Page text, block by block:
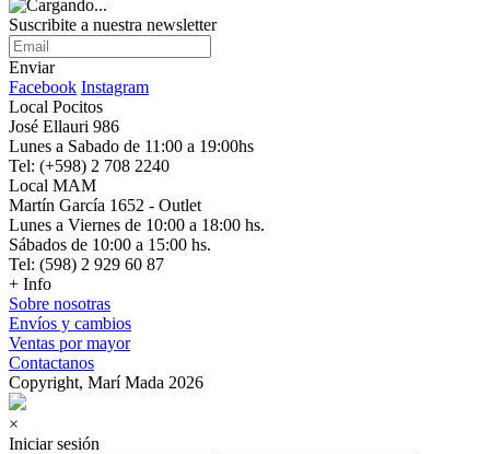
Suscribite a nuestra newsletter
Enviar
Facebook Instagram
Local Pocitos
José Ellauri 986
Lunes a Sabado de 11:00 a 19:00hs
Tel: (+598) 2 708 2240
Local MAM
Martín García 1652 - Outlet
Lunes a Viernes de 10:00 a 18:00 hs.
Sábados de 10:00 a 15:00 hs.
Tel: (598) 2 929 60 87
+ Info
Sobre nosotras
Envíos y cambios
Ventas por mayor
Contactanos
Copyright, Marí Mada 2026
×
Iniciar sesión